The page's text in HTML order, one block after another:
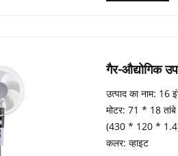
गैर-औद्योगिक
उत्पाद का नाम:
मोटर: 71 * 18
(430 * 120 * 1.4)
कलर: व्हाइट